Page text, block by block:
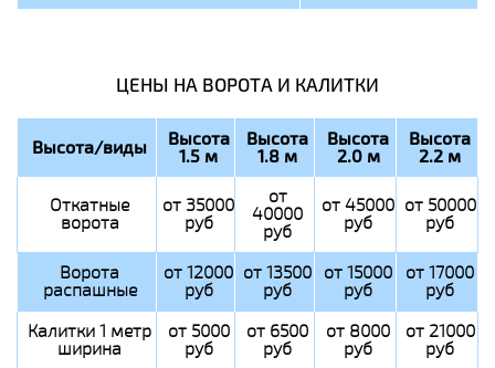
ЦЕНЫ НА ВОРОТА И КАЛИТКИ
Высота/виды Высота
1.5 м
Высота
1.8 м
Высота
2.0 м
Высота
2.2 м
Откатные
ворота
от 35000
руб
от
40000
руб
от 45000
руб
от 50000
руб
Ворота
распашные
от 12000
руб
от 13500
руб
от 15000
руб
от 17000
руб
Калитки 1 метр
ширина
от 5000
руб
от 6500
руб
от 8000
руб
от 21000
руб